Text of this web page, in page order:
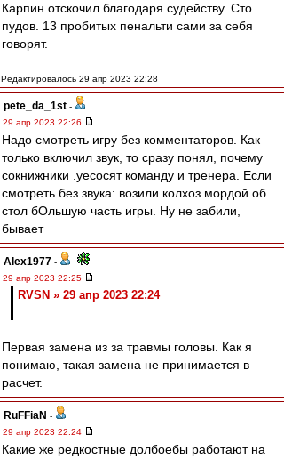
Карпин отскочил благодаря судейству. Сто
пудов. 13 пробитых пенальти сами за себя
говорят.
Редактировалось 29 апр 2023 22:28
pete_da_1st -
29 апр 2023 22:26
Надо смотреть игру без комментаторов. Как
только включил звук, то сразу понял, почему
сокнижники .уесосят команду и тренера. Если
смотреть без звука: возили колхоз мордой об
стол бОльшую часть игры. Ну не забили,
бывает
Alex1977 -
29 апр 2023 22:25
RVSN » 29 апр 2023 22:24
Первая замена из за травмы головы. Как я
понимаю, такая замена не принимается в
расчет.
RuFFiaN -
29 апр 2023 22:24
Какие же редкостные долбоебы работают на